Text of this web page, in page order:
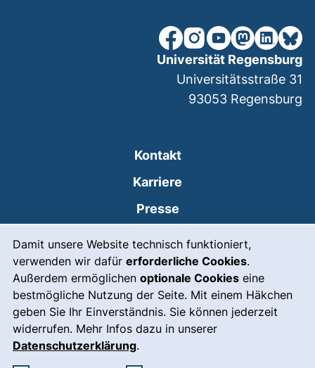
Damit unsere Website technisch funktioniert,
verwenden wir dafür erforderliche Cookies.
Außerdem ermöglichen optionale Cookies eine
bestmögliche Nutzung der Seite. Mit einem Häkchen
geben Sie Ihr Einverständnis. Sie können jederzeit
widerrufen. Mehr Infos dazu in unserer
Datenschutzerklärung.
unsere Facebook-Seite
unsere Instagram-
unsere YouTube-
unsereunsere
Kontakt
Karriere
Presse
Leichte Sprache
Gebärdensprache
Notfall(externer Link, öffnet
Impressum
Universität Regensburg
Universitätsstraße 31
93053 Regensburg